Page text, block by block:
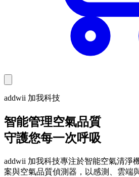
addwii 加我科技
智能管理空氣品質
守護您每一次呼吸
addwii 加我科技專注於智能空氣清淨
案與空氣品質偵測器，以感測、雲端